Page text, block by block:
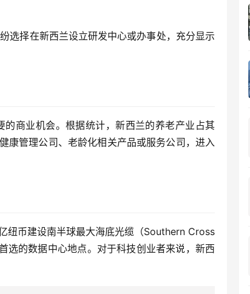
选择在新西兰设立研发中心或办事处，充分显示
商业机会。根据统计，新西兰的养老产业占其
康管理公司、老龄化相关产品或服务公司，进入
纽币建设南半球最大海底光缆（Southern Cross
选的数据中心地点。对于科技创业者来说，新西